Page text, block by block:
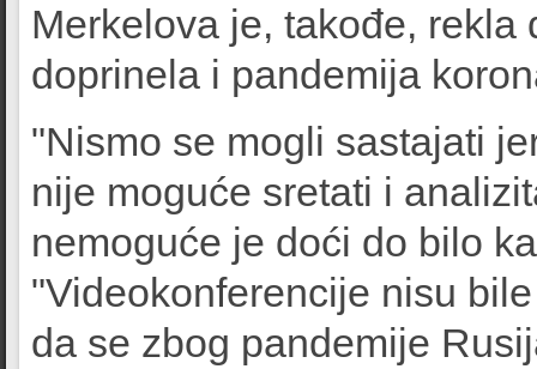
Merkelova je, takođe,
doprinela i pandemija
"Nismo se mogli sastajati
nije moguće sretati i
nemoguće je doći do bilo
"Videokonferencije nisu
da se zbog pandemije